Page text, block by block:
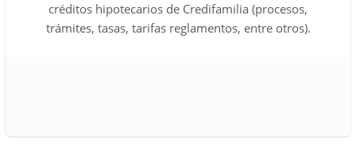
créditos hipotecarios de Credifamilia (procesos,
trámites, tasas, tarifas reglamentos, entre otros).